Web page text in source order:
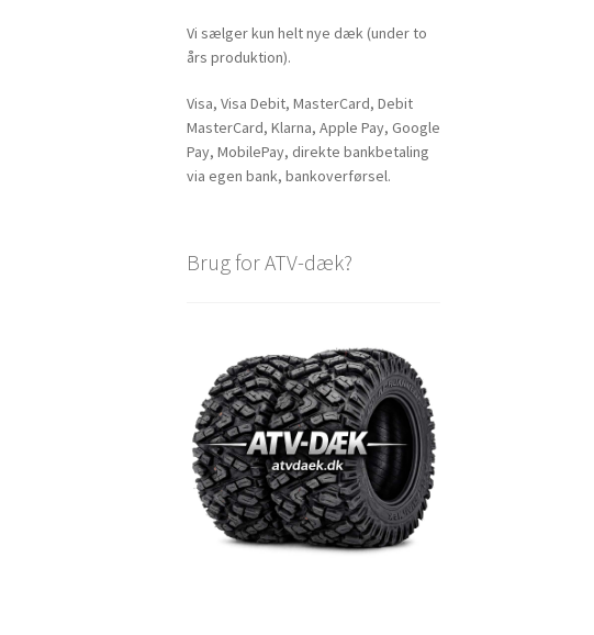
Vi sælger kun helt nye dæk (under to
års produktion).
Visa, Visa Debit, MasterCard, Debit
MasterCard, Klarna, Apple Pay, Google
Pay, MobilePay, direkte bankbetaling
via egen bank, bankoverførsel.
Brug for ATV-dæk?